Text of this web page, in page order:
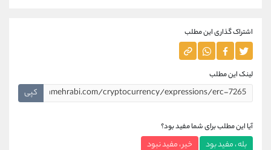
اشتراک گذاری این مطلب
لینک این مطلب
کپی
آیا این مطلب برای شما مفید بود؟
بله ، مفید بود خیر ، مفید نبود